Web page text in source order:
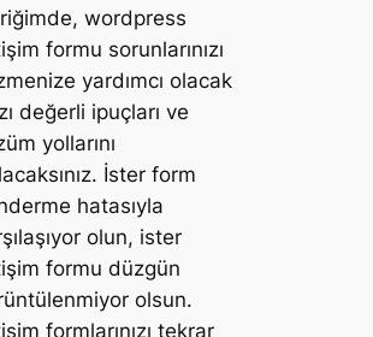
wordpress
formu sorunlarınızı
yardımcı olacak
değerli ipuçları ve
yollarını
İster form
hatasıyla
olun, ister
formu düzgün
olsun.
formlarınızı tekrar